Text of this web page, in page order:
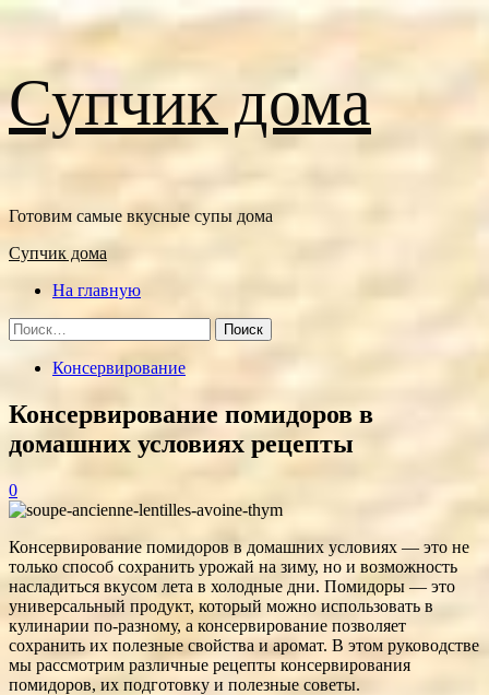
к
содержимому
Супчик дома
Готовим самые вкусные супы дома
Основное
Супчик дома
На главную
Найти:
Консервирование
Консервирование помидоров в
домашних условиях рецепты
0
Консервирование помидоров в домашних условиях — это не
только способ сохранить урожай на зиму, но и возможность
насладиться вкусом лета в холодные дни. Помидоры — это
универсальный продукт, который можно использовать в
кулинарии по-разному, а консервирование позволяет
сохранить их полезные свойства и аромат. В этом руководстве
мы рассмотрим различные рецепты консервирования
помидоров, их подготовку и полезные советы.